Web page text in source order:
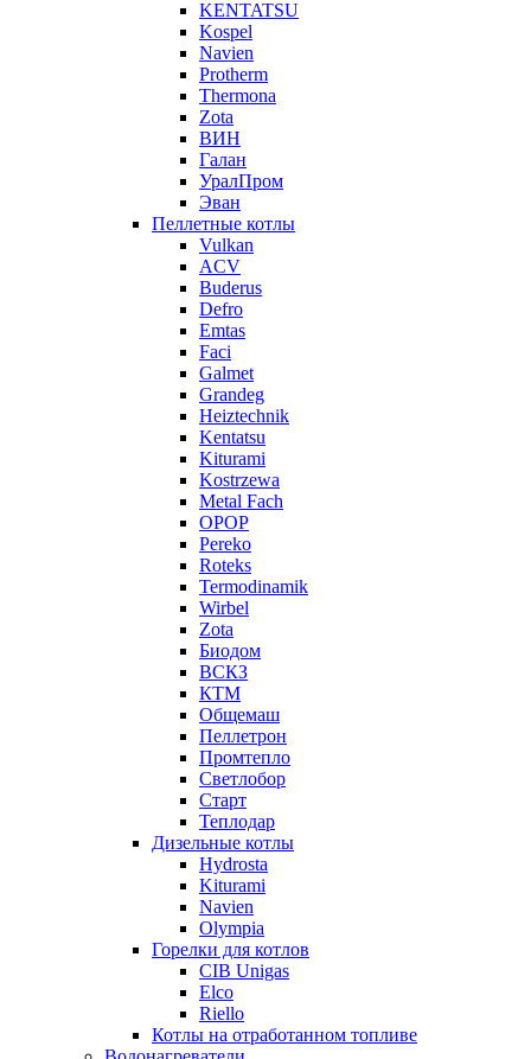
KENTATSU
Kospel
Navien
Protherm
Thermona
Zota
ВИН
Галан
УралПром
Эван
Пеллетные котлы
Vulkan
ACV
Buderus
Defro
Emtas
Faci
Galmet
Grandeg
Heiztechnik
Kentatsu
Kiturami
Kostrzewa
Metal Fach
OPOP
Pereko
Roteks
Termodinamik
Wirbel
Zota
Биодом
ВСКЗ
КТМ
Общемаш
Пеллетрон
Промтепло
Светлобор
Старт
Теплодар
Дизельные котлы
Hydrosta
Kiturami
Navien
Olympia
Горелки для котлов
CIB Unigas
Elco
Riello
Котлы на отработанном топливе